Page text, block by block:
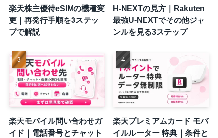
楽天株主優待eSIMの機種変
更｜再発行手順を3ステッ
プで解説
H-NEXTの見方｜Rakuten
最強U-NEXTでその他ジャ
ンルを見る3ステップ
楽天モバイル問い合わせガ
イド｜電話番号とチャット
楽天プレミアムカード モバ
イルルーター 特典｜条件と